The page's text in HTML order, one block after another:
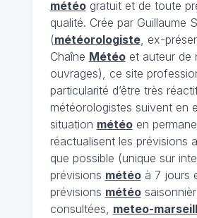
météogratuit et de toute
qualité. Crée par Guillaume
(météorologiste, ex-
Chaîne Météoet auteur de
ouvrages), ce site
particularité d’être très
météorologistes suivent en
situation météoen
réactualisent les prévisions
que possible (unique sur
prévisions météoà 7 jours
prévisions météo
consultées, meteo-